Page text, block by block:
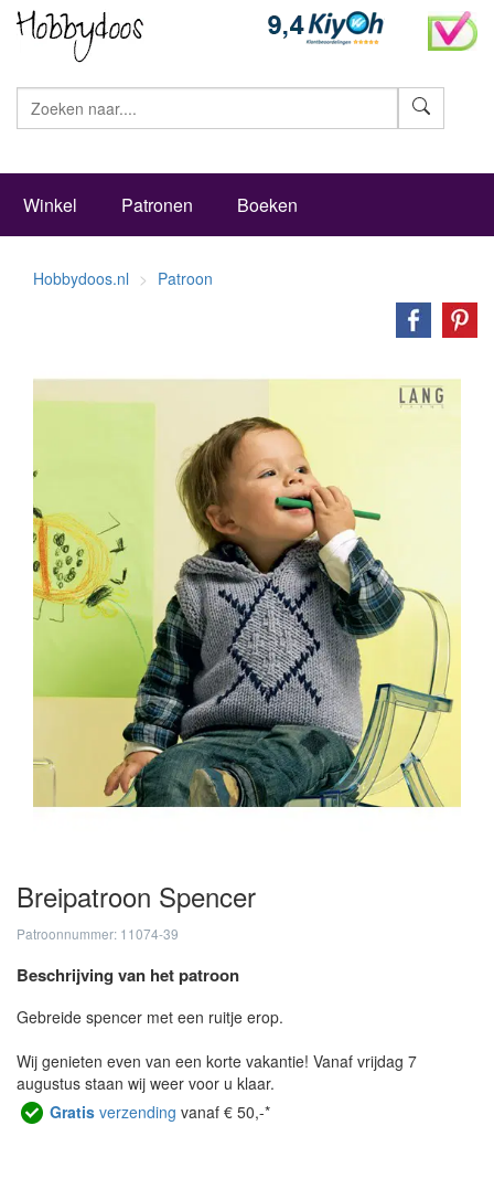
Winkel Patronen Boeken
Hobbydoos.nl Patroon
Breipatroon Spencer
Patroonnummer: 11074-39
Beschrijving van het patroon
Gebreide spencer met een ruitje erop.
Wij genieten even van een korte vakantie! Vanaf vrijdag 7
augustus staan wij weer voor u klaar.
Gratis verzending vanaf € 50,-*